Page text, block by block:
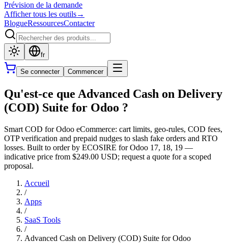
Prévision de la demande
Afficher tous les outils→
BlogueRessourcesContacter
fr
Se connecter Commencer
Qu'est-ce que Advanced Cash on Delivery
(COD) Suite for Odoo ?
Smart COD for Odoo eCommerce: cart limits, geo-rules, COD fees,
OTP verification and prepaid nudges to slash fake orders and RTO
losses. Built to order by ECOSIRE for Odoo 17, 18, 19 —
indicative price from $249.00 USD; request a quote for a scoped
proposal.
Accueil
/
Apps
/
SaaS Tools
/
Advanced Cash on Delivery (COD) Suite for Odoo